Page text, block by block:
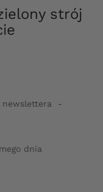
-
dnia